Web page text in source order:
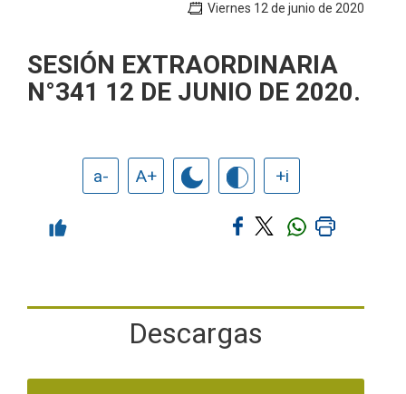
Viernes 12 de junio de 2020
SESIÓN EXTRAORDINARIA
N°341 12 DE JUNIO DE 2020.
a- A+ +i
Descargas